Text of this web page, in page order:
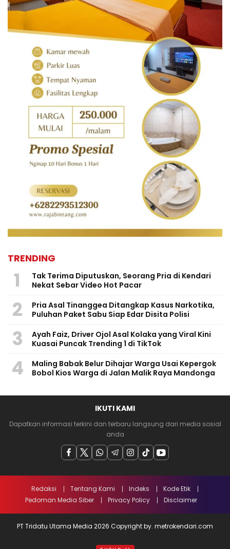
TRENDING
1
Tak Terima Diputuskan, Seorang Pria di Kendari
Nekat Sebar Video Hot Pacar
2
Pria Asal Tinanggea Ditangkap Kasus Narkotika,
Puluhan Paket Sabu Siap Edar Disita Polisi
3
Ayah Faiz, Driver Ojol Asal Kolaka yang Viral Kini
Kuasai Puncak Trending 1 di TikTok
4
Maling Babak Belur Dihajar Warga Usai Kepergok
Bobol Kios Warga di Jalan Malik Raya Mandonga
IKUTI KAMI
Dapatkan informasi terkini dan terbaru langsung dari media sosial
anda
Redaksi Tentang Kami Indeks
Kode Etik
Pedoman Media Siber
Privacy Policy Disclaimer
PT Tridatu Utama Media 2026 Copyright by. metrokendari.com